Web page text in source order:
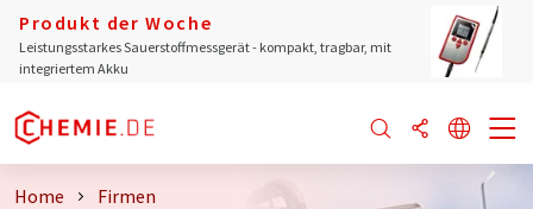
Produkt der Woche
Leistungsstarkes Sauerstoffmessgerät - kompakt, tragbar, mit
integriertem Akku
Home Firmen